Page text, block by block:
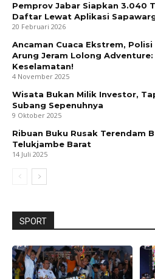
Pemprov Jabar Siapkan 3.040
Daftar Lewat Aplikasi
20 Februari 2026
Ancaman Cuaca Ekstrem,
Arung Jeram Lolong
Keselamatan!
4 November 2025
Wisata Bukan Milik Investor,
Subang Sepenuhnya
9 Oktober 2025
Ribuan Buku Rusak Terendam
Telukjambe Barat
14 Juli 2025
SPORT